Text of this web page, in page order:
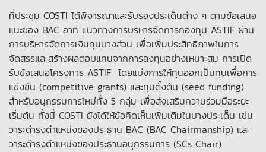
ที่ประชุม COSTI ได้พิจารณาและรับรองประเด็นต่าง ๆ ตามข้อเสนอ
แนะของ BAC อาทิ แนวทางการบริหารจัดการกองทุน ASTIF ผ่าน
การบริหารจัดการเงินทุนบางส่วน เพื่อเพิ่มประสิทธิภาพในการ
จัดสรรและสร้างผลตอบแทนจากการลงทุนอย่างเหมาะสม การเปิด
รับข้อเสนอโครงการ ASTIF โดยแบ่งการให้ทุนออกเป็นทุนเพื่อการ
แข่งขัน (competitive grants) และทุนตั้งต้น (seed funding)
สำหรับอนุกรรมการใหม่ทั้ง 5 กลุ่ม เพื่อส่งเสริมความร่วมมือระยะ
เริ่มต้น ทั้งนี้ COSTI ยังได้ให้ข้อคิดเห็นเพิ่มเติมในบางประเด็น เช่น
วาระดำรงตำแหน่งของประธาน BAC (BAC Chairmanship) และ
วาระดำรงตำแหน่งของประธานอนุกรรมการ (SCs Chair)